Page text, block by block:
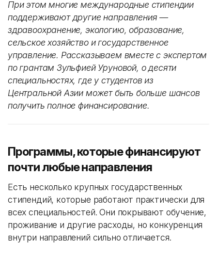
При этом многие международные стипендии
поддерживают другие направления —
здравоохранение, экологию, образование,
сельское хозяйство и государственное
управление. Рассказываем вместе с экспертом
по грантам Зульфией Уруновой, о десяти
специальностях, где у студентов из
Центральной Азии может быть больше шансов
получить полное финансирование.
Программы, которые финансируют
почти любые направления
Есть несколько крупных государственных
стипендий, которые работают практически для
всех специальностей. Они покрывают обучение,
проживание и другие расходы, но конкуренция
внутри направлений сильно отличается.